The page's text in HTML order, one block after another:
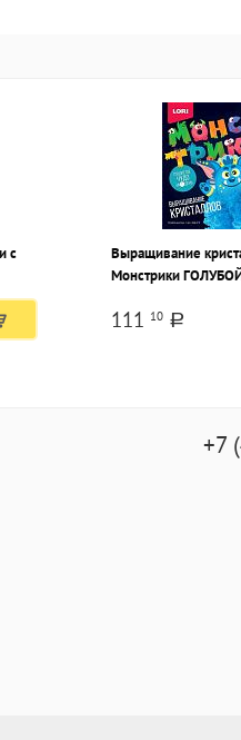
с
Выращивание
Монстрики
111 10 a
+7